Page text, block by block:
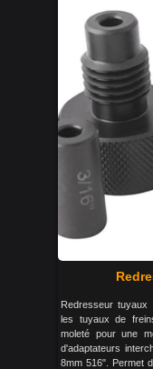
Redresseur
les tuyaux de
moleté pour une
d'adaptateurs
8mm 516". Permet